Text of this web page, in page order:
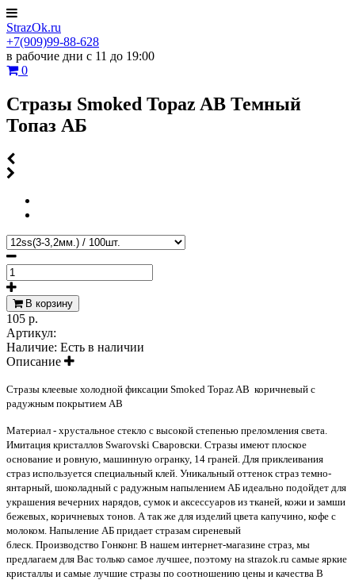
StrazOk.ru
+7(909)99-88-628
в рабочие дни с 11 до 19:00
0
Стразы Smoked Topaz AB Темный
Топаз АБ
В корзину
105 р.
Артикул:
Наличие: Есть в наличии
Описание
Стразы клеевые холодной фиксации Smoked Topaz AB коричневый с
радужным покрытием AB
Материал - хрустальное стекло с высокой степенью преломления света.
Имитация кристаллов Swarovski Сваровски. Стразы имеют плоское
основание и ровную, машинную огранку, 14 граней. Для приклеивания
страз используется специальный клей. Уникальный оттенок страз темно-
янтарный, шоколадный с радужным напылением АБ идеально подойдет для
украшения вечерних нарядов, сумок и аксессуаров из тканей, кожи и замши
бежевых, коричневых тонов. А так же для изделий цвета капучино, кофе с
молоком. Напыление АБ придает стразам сиреневый
блеск. Производство Гонконг. В нашем интернет-магазине страз, мы
предлагаем для Вас только самое лучшее, поэтому на strazok.ru самые яркие
кристаллы и самые лучшие стразы по соотношению цены и качества В